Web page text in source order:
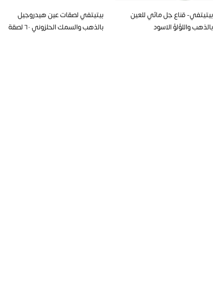
بيتيتفي- قناع جل مائي للعين
بالذهب واللؤلؤ الاسود
بيتيتفي لصقات عين هيدروجيل
بالذهب والسمك الحلزوني ٦٠ لصقة